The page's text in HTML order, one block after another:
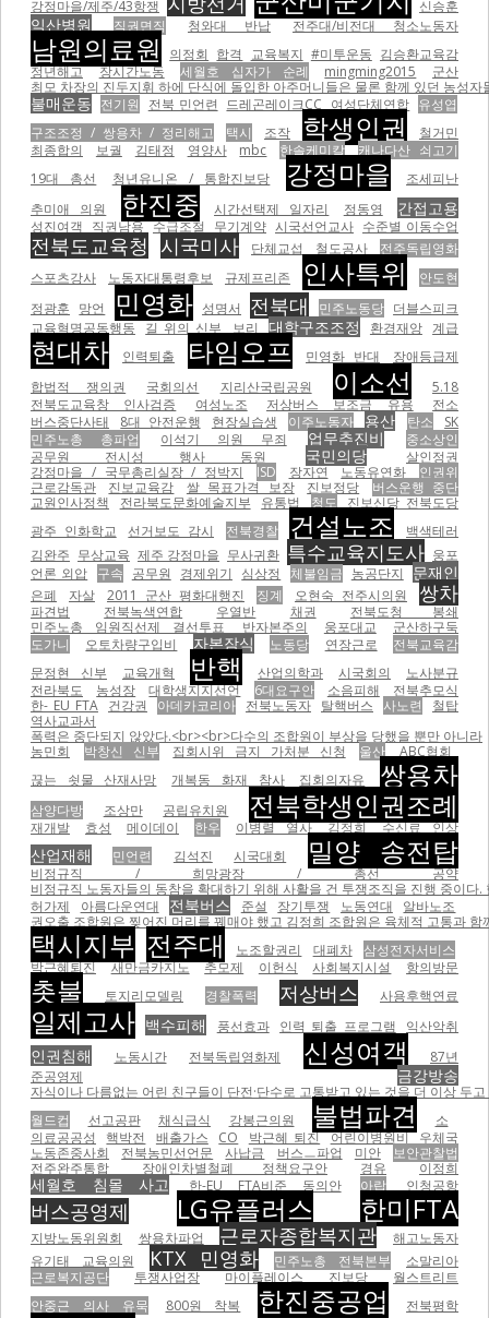
강정마을/제주/43항쟁 신승훈
익산병원 직권면직 청와대 반납 전주대/비전대 청소노동자
남원의료원 의정회 합격 교육복지 #미투운동 김승환교육감
정년해고
장시간노동 세월호 십자가 순례 mingming2015
군산
최모 차장의 진두지휘 하에 단식에 돌입한 아주머니들은 물론 함께 있던 농
불매운동 전기원 전북 민언련 드레곤레이크CC 여성단체연합 유성엽
구조조정 / 쌍용차 / 정리해고
택시 조작 학생인권
철거민
최종합의
보궐 김태정 영양사 mbc 한솔케미칼
캐나다산 쇠고기
19대 총선
청년유니온 / 통합진보당 강정마을
조세피난
추미애 의원
한진중 시간선택제 일자리 정동영 간접고용
성진여객 직권남용 수급조절 무기계약 시국선언교사 수준별 이동수업
전북도교육청 시국미사 단체교섭 철도공사
전주독립영화
스포츠강사
노동자대통령후보 규제프리존 인사특위
안도현
정광훈 망언 민영화 성명서 전북대 민주노동당 더블스피크
교육혁명공동행동
길 위의 신부 보리 대학구조조정 환경재앙 계급
현대차 인력퇴출 타임오프 민영화 반대
장애등급제
합법적 쟁의권
국회의선 지리산국립공원 이소선
5.18
전북도교육창 인사검증
여성노조 저상버스 보조금 유용
전소
버스중단사태
8대 안전운행 현장실습생 이주노동자 용산 탄소
SK
민주노총 총파업
이석기 의원 무죄 업무추진비
중소상인
공무원 전시성 행사 동원
국민의당
살인정권
강정마을 / 국무총리실장 / 정박지
ISD 장자연 노동유연화
인권위
근로감독관
진보교육감 쌀 목표가격 보장 진보정당
버스운행 중단
교원인사정책
전라북도문화예술지부 유통법 청도
진보신당 전북도당
광주 인화학교
선거보도 감시 전북경찰 건설노조
백색테러
김완주 무상교육 제주 강정마을 무사귀환 특수교육지도사 웅포
언론 외압 구속 공무원 경제위기 심상정 체불임금 농공단지 문재인
은폐 자살 2011 군산 평화대행진 징계 오현숙 전주시의원 쌍차
파견법 전북녹색연합 우열반 채권
전북도청 봉쇄
민주노총 임원직선제 결선투표
반자본주의 웅포대교
군산하구둑
도가니
오토차량구입비 자본잠식 노동당 연장근로
전북교육감
문정현 신부
교육개혁 반핵 산업의학과 시국회의
노사분규
전라북도
농성장 대학생지지선언 6대요구안 소음피해
전북추모식
한- EU FTA 건강권 아데카코리아 전북노동자 탈핵버스 사노련
철탑
역사교과서
폭력은 중단되지 않았다.<br><br>다수의 조합원이 부상을 당했을 뿐만 아니라
농민회
박창신 신부 집회시위 금지 가처분 신청 울산
ABC협회
끊는 쇳물 산재사망
개복동 화재 참사 집회의자유 쌍용차
삼양다방 조상만 공립유치원 전북학생인권조례
재개발 효성 메이데이 한우 이병렬 열사 김정희 수신료 인상
산업재해 민언련 김석진 시국대회 밀양 송전탑
비정규직 / 희망광장 / 총선 공약
비정규직 노동자들의 동참을 확대하기 위해 사활을 건 투쟁조직을 진행 중이다.
허가제
아름다운연대 전북버스 준설 장기투쟁 노동연대
알바노조
권오출 조합원은 찢어진 머리를 꿰매야 했고 김정희 조합원은 육체적 고통과
택시지부 전주대 노조할권리 대폐차
삼성전자서비스
박근혜퇴진
새만금카지노 추모제 이헌식 사회복지시설 항의방문
촛불 토지리모델링 경찰폭력 저상버스 사용후핵연료
일제고사 백수피해 풍선효과 인력 퇴출 프로그램 익산악취
인권침해 노동시간 전북독립영화제 신성여객
87년
준공영제
금강방송
자식이나 다름없는 어린 친구들이 단전·단수로 고통받고 있는 것을 더 이상
월드컵
선고공판 채식급식 강봉근의원 불법파견
소
의료공공성
핵박전 배출가스 CO 박근혜 퇴진 어린이병원비
우체국
노동존중사회
전북농민선언문 사납금 버스ㅡ파업 미안
보안관찰법
전주완주통합
장애인차별철폐 정책요구안 경유 이정희
세월호 침몰 사고 한-EU FTA비준 동의안 아랍 인청공항
버스공영제 LG유플러스 한미FTA
지방노동위원회 쌍용차파업 근로자종합복지관
해고노동자
유기태 교육의원
KTX 민영화 민주노총 전북본부
소말리아
근로복지공단
투쟁사업장 마이플레이스 진보당
월스트리트
안중근 의사 유묵
800원 착복 한진중공업 전북평학